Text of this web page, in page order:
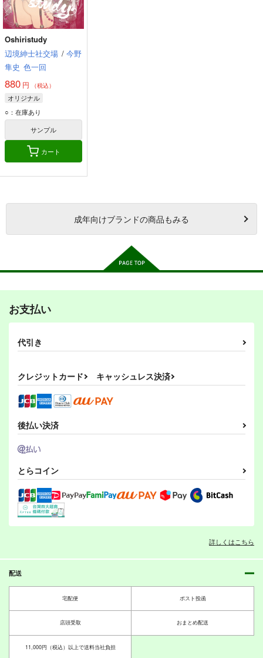
Oshiristudy
辺境紳士社交場 / 今野
隼史 色一回
880 円 （税込）
オリジナル
○：在庫あり
サンプル
カート
成年向けブランドの商品もみる
お支払い
代引き
クレジットカード キャッシュレス決済
後払い決済
とらコイン
詳しくはこちら
配送
宅配便 ポスト投函
店頭受取 おまとめ配送
11,000円（税込）以上で送料当社負担